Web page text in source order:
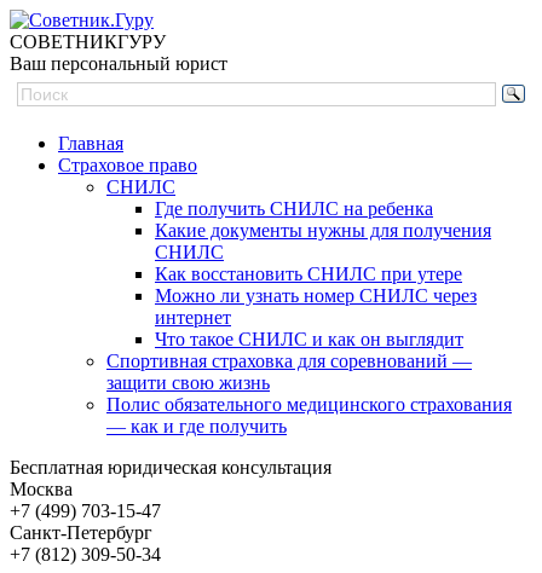
СОВЕТНИКГУРУ
Ваш персональный юрист
Главная
Страховое право
СНИЛС
Где получить СНИЛС на ребенка
Какие документы нужны для получения
СНИЛС
Как восстановить СНИЛС при утере
Можно ли узнать номер СНИЛС через
интернет
Что такое СНИЛС и как он выглядит
Спортивная страховка для соревнований —
защити свою жизнь
Полис обязательного медицинского страхования
— как и где получить
Бесплатная юридическая консультация
Москва
+7 (499) 703-15-47
Санкт-Петербург
+7 (812) 309-50-34